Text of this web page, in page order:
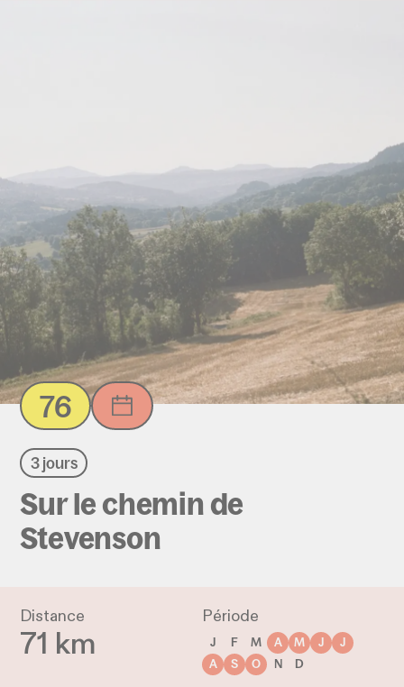
76
3 jours
Sur le chemin de
Stevenson
Distance
71 km
Période
J
F M A M J
J
A
S O N
D